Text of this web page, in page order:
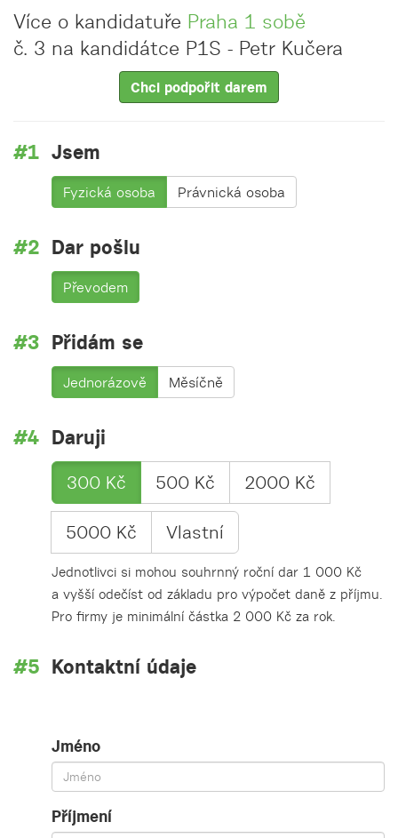
Více o kandidatuře Praha 1 sobě
č. 3 na kandidátce P1S - Petr Kučera
Chci podpořit darem
Jsem
Fyzická osoba Právnická osoba
Dar pošlu
Převodem
Přidám se
Jednorázově Měsíčně
Daruji
300 Kč 500 Kč 2000 Kč
5000 Kč Vlastní
Jednotlivci si mohou souhrnný roční dar 1 000 Kč
a vyšší odečíst od základu pro výpočet daně z příjmu.
Pro firmy je minimální částka 2 000 Kč za rok.
Kontaktní údaje
Jméno
Příjmení